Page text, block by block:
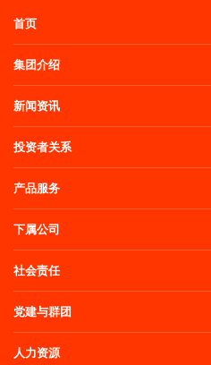
首页
集团介绍
新闻资讯
投资者关系
产品服务
下属公司
社会责任
党建与群团
人力资源